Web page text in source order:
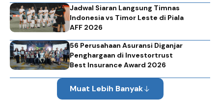
Jadwal Siaran Langsung Timnas
Indonesia vs Timor Leste di Piala
AFF 2026
56 Perusahaan Asuransi Diganjar
Penghargaan di Investortrust
Best Insurance Award 2026
Muat Lebih Banyak